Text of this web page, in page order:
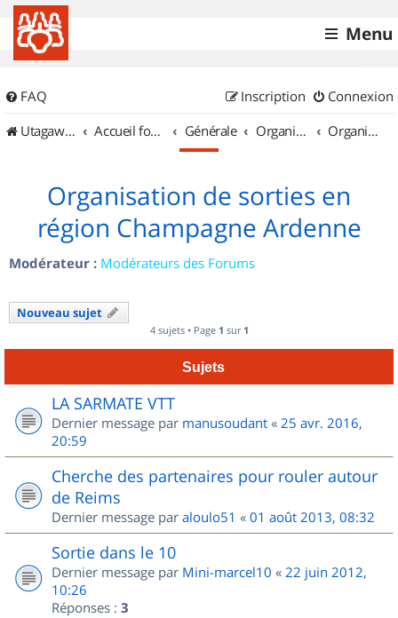
Menu
FAQ Connexion
Inscription
UtagawaVTT (Randos VTT et VTTAE avec traces GPS)
Accueil forum Générale Organisation de sorties & Recherche de partenaires Organisation de sorties en région Champagne Ardenne
Organisation de sorties en
région Champagne Ardenne
Modérateur : Modérateurs des Forums
Nouveau sujet
4 sujets • Page 1 sur 1
Sujets
LA SARMATE VTT
Dernier message par manusoudant « 25 avr. 2016,
20:59
Cherche des partenaires pour rouler autour
de Reims
Dernier message par aloulo51 « 01 août 2013, 08:32
Sortie dans le 10
Dernier message par Mini-marcel10 « 22 juin 2012,
10:26
Réponses : 3